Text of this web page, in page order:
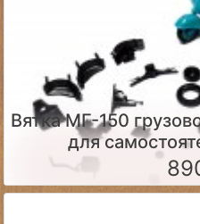
Вятка МГ-150
для